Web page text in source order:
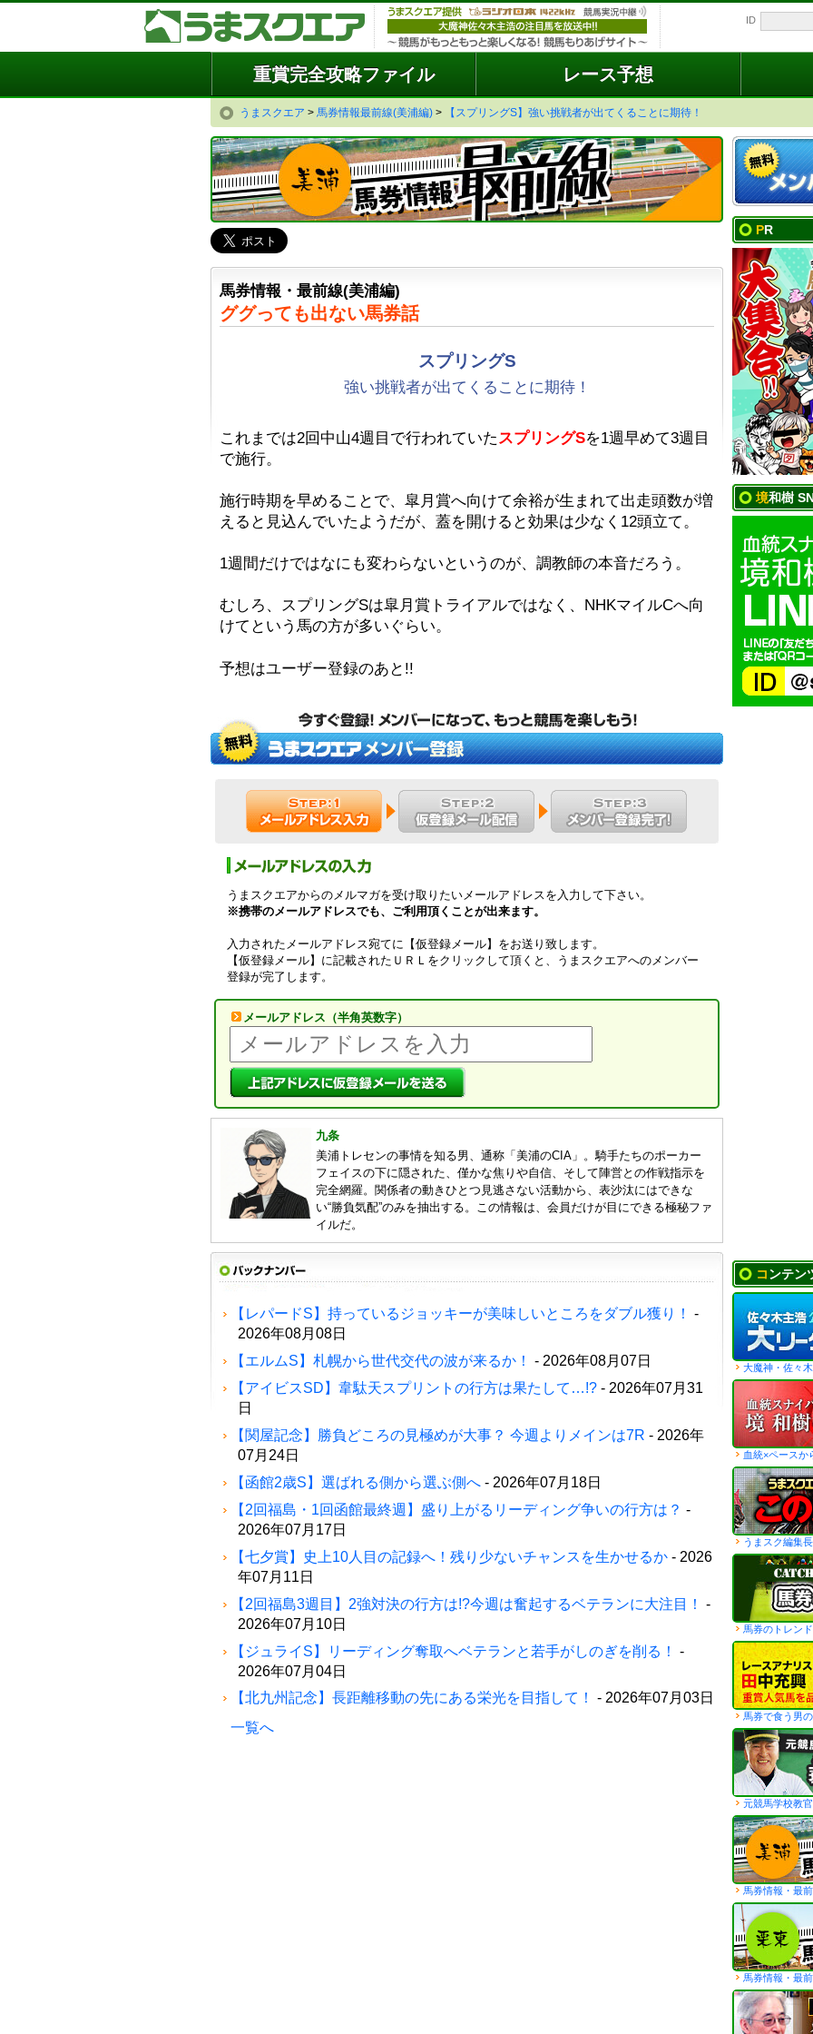
ID
重賞完全攻略ファイル レース予想
うまスクエア > 馬券情報最前線(美浦編) > 【スプリングS】強い挑戦者が出てくることに期待！
馬券情報・最前線(美浦編)
ググっても出ない馬券話
スプリングS
強い挑戦者が出てくることに期待！
これまでは2回中山4週目で行われていた スプリングSを1週早めて3週目
で施行。
施行時期を早めることで、皐月賞へ向けて余裕が生まれて出走頭数が増
えると見込んでいたようだが、蓋を開けると効果は少なく12頭立て。
1週間だけではなにも変わらないというのが、調教師の本音だろう。
むしろ、スプリングSは皐月賞トライアルではなく、NHKマイルCへ向
けてという馬の方が多いぐらい。
予想はユーザー登録のあと!!
うまスクエアからのメルマガを受け取りたいメールアドレスを入力して下さい。
※携帯のメールアドレスでも、ご利用頂くことが出来ます。
入力されたメールアドレス宛てに【仮登録メール】をお送り致します。
【仮登録メール】に記載されたＵＲＬをクリックして頂くと、うまスクエアへのメンバー
登録が完了します。
メールアドレス（半角英数字）
九条
美浦トレセンの事情を知る男、通称「美浦のCIA」。騎手たちのポーカー
フェイスの下に隠された、僅かな焦りや自信、そして陣営との作戦指示を
完全網羅。関係者の動きひとつ見逃さない活動から、表沙汰にはできな
い“勝負気配”のみを抽出する。この情報は、会員だけが目にできる極秘ファ
イルだ。
【レパードS】持っているジョッキーが美味しいところをダブル獲り！
-
2026年08月08日
【エルムS】札幌から世代交代の波が来るか！
- 2026年08月07日
【アイビスSD】韋駄天スプリントの行方は果たして…!? - 2026年07月31
日
【関屋記念】勝負どころの見極めが大事？ 今週よりメインは7R - 2026年
07月24日
【函館2歳S】選ばれる側から選ぶ側へ - 2026年07月18日
【2回福島・1回函館最終週】盛り上がるリーディング争いの行方は？ -
2026年07月17日
【七夕賞】史上10人目の記録へ！残り少ないチャンスを生かせるか - 2026
年07月11日
【2回福島3週目】2強対決の行方は!?今週は奮起するベテランに大注目！
-
2026年07月10日
【ジュライS】リーディング奪取へベテランと若手がしのぎを削る！
-
2026年07月04日
【北九州記念】長距離移動の先にある栄光を目指して！
- 2026年07月03日
一覧へ
PR
境和樹
コンテ
大魔神・佐々
血統×ペースか
うまスク編集
馬券のトレン
馬券で食う男
元競馬学校教
馬券情報・最
馬券情報・最